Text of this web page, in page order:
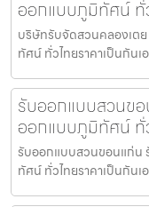
ออกแบบภูมิทัศน์ ทั่
บริษัทรับจัดสวนคลองเต
ทัศน์ ทั่วไทยราคาเป็นกัน
รับออกแบบสวนข
ออกแบบภูมิทัศน์ ทั่
รับออกแบบสวนขอนแก่น
ทัศน์ ทั่วไทยราคาเป็นกัน